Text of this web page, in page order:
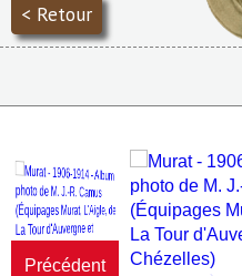
< Retour
Précédent